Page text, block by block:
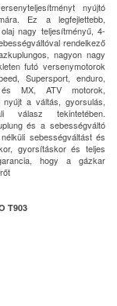
nyújtó
Ez a legfejlettebb,
nagy teljesítményű, 4-
rendelkező
nagyon nagy
futó versenymotorok
Supersport, enduro,
és MX, ATV motorok,
nyújt a váltás, gyorsulás,
tekintetében.
és a sebességváltó
sebességváltást és
gyorsításkor és teljes
hogy a gázkar
T903